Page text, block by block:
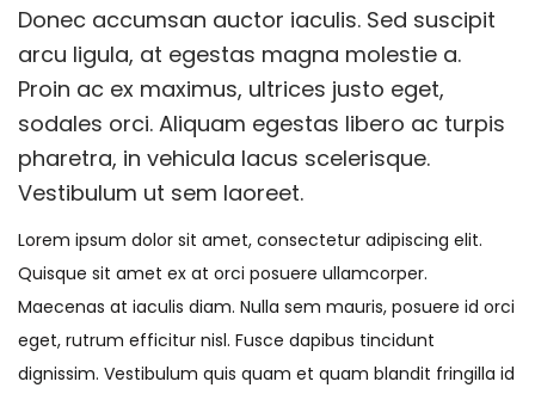
a
v
e
g
c
ó
n
n
t
e
n
d
l
i
c
a
d
o
l
z
o
1
2
,
2
2
4
l
i
c
a
d
o
n
Donec accumsan auctor iaculis. Sed suscipit
arcu ligula, at egestas magna molestie a.
Proin ac ex maximus, ultrices justo eget,
sodales orci. Aliquam egestas libero ac turpis
pharetra, in vehicula lacus scelerisque.
Vestibulum ut sem laoreet.
Lorem ipsum dolor sit amet, consectetur adipiscing elit.
Quisque sit amet ex at orci posuere ullamcorper.
Maecenas at iaculis diam. Nulla sem mauris, posuere id orci
eget, rutrum efficitur nisl. Fusce dapibus tincidunt
dignissim. Vestibulum quis quam et quam blandit fringilla id